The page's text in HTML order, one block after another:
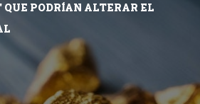
QUE PODRÍAN ALTERAR EL